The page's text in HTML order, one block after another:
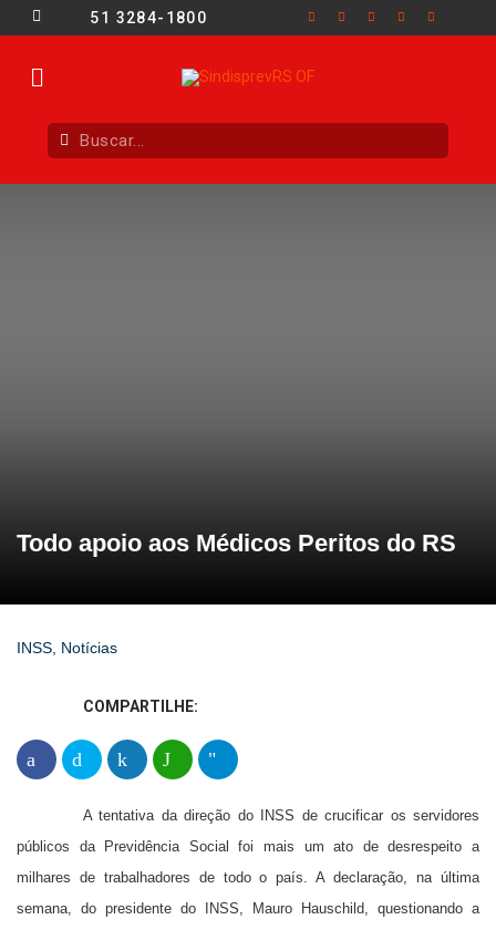
51 3284-1800
Todo apoio aos Médicos Peritos do RS
INSS, Notícias
COMPARTILHE:
A tentativa da direção do INSS de crucificar os servidores
públicos da Previdência Social foi mais um ato de desrespeito a
milhares de trabalhadores de todo o país. A declaração, na última
semana, do presidente do INSS, Mauro Hauschild, questionando a